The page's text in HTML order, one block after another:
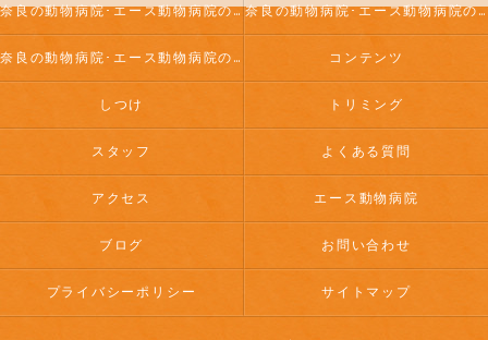
奈良の動物病院･エース動物病院の口コミ情報 奈良の動物病院･エース動物病院の評判
奈良の動物病院･エース動物病院のお客様の声 コンテンツ
しつけ トリミング
スタッフ よくある質問
アクセス エース動物病院
ブログ お問い合わせ
プライバシーポリシー サイトマップ